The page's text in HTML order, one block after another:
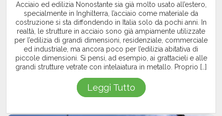
Acciaio ed edilizia Nonostante sia già molto usato all’estero,
specialmente in Inghilterra, l’acciaio come materiale da
costruzione si sta diffondendo in Italia solo da pochi anni. In
realtà, le strutture in acciaio sono già ampiamente utilizzate
per l’edilizia di grandi dimensioni, residenziale, commerciale
ed industriale, ma ancora poco per l’edilizia abitativa di
piccole dimensioni. Si pensi, ad esempio, ai grattacieli e alle
grandi strutture vetrate con intelaiatura in metallo. Proprio […]
Leggi Tutto